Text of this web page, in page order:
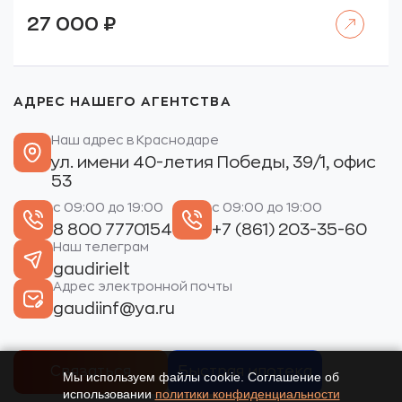
27 000 ₽
АДРЕС НАШЕГО АГЕНТСТВА
Наш адрес в Краснодаре
ул. имени 40-летия Победы, 39/1, офис
53
с 09:00 до 19:00
8 800 7770154
с 09:00 до 19:00
+7 (861) 203-35-60
Наш телеграм
gaudirielt
Адрес электронной почты
gaudiinf@ya.ru
Связаться Быстрая ипотека
Мы используем файлы cookie. Соглашение об
использовании политики конфиденциальности